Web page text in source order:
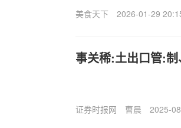
美食天下 2026-01-29
事关稀:土出口管:
证券时报网 曹晨 2025-